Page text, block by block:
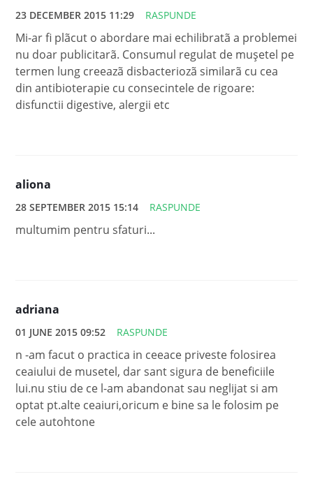
23 DECEMBER 2015 11:29 RASPUNDE
Mi-ar fi plãcut o abordare mai echilibratã a problemei
nu doar publicitarã. Consumul regulat de muşetel pe
termen lung creeazã disbacteriozã similarã cu cea
din antibioterapie cu consecintele de rigoare:
disfunctii digestive, alergii etc
aliona
28 SEPTEMBER 2015 15:14 RASPUNDE
multumim pentru sfaturi...
adriana
01 JUNE 2015 09:52 RASPUNDE
n -am facut o practica in ceeace priveste folosirea
ceaiului de musetel, dar sant sigura de beneficiile
lui.nu stiu de ce l-am abandonat sau neglijat si am
optat pt.alte ceaiuri,oricum e bine sa le folosim pe
cele autohtone